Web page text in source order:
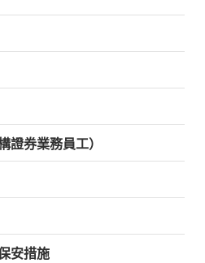
證券業務員工）
安措施